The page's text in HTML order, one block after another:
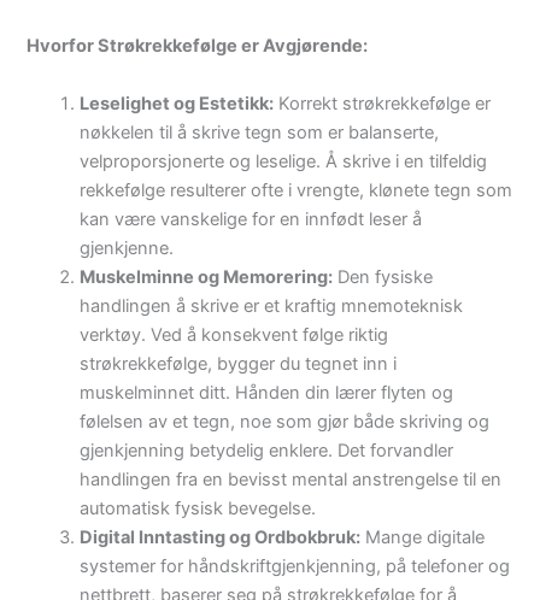
Hvorfor Strøkrekkefølge er Avgjørende:
Leselighet og Estetikk: Korrekt strøkrekkefølge er
nøkkelen til å skrive tegn som er balanserte,
velproporsjonerte og leselige. Å skrive i en tilfeldig
rekkefølge resulterer ofte i vrengte, klønete tegn som
kan være vanskelige for en innfødt leser å
gjenkjenne.
Muskelminne og Memorering: Den fysiske
handlingen å skrive er et kraftig mnemoteknisk
verktøy. Ved å konsekvent følge riktig
strøkrekkefølge, bygger du tegnet inn i
muskelminnet ditt. Hånden din lærer flyten og
følelsen av et tegn, noe som gjør både skriving og
gjenkjenning betydelig enklere. Det forvandler
handlingen fra en bevisst mental anstrengelse til en
automatisk fysisk bevegelse.
Digital Inntasting og Ordbokbruk: Mange digitale
systemer for håndskriftgjenkjenning, på telefoner og
nettbrett, baserer seg på strøkrekkefølge for å